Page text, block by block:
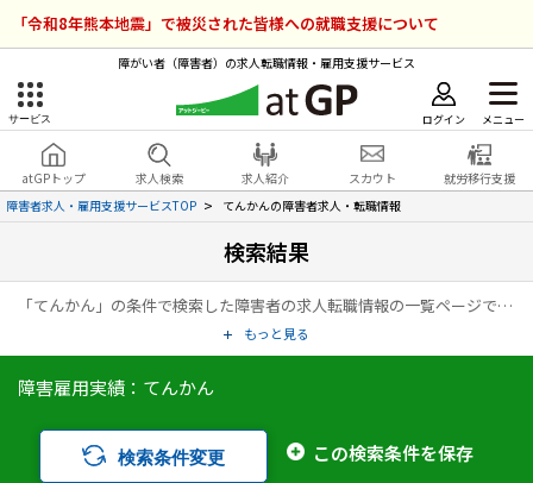
「令和8年熊本地震」で被災された皆様への就職支援について
障がい者（障害者）の求人転職情報・雇用支援サービス
サービス ログイン メニュー
atGPトップ 求人検索 求人紹介 スカウト
就労移行支援
障害者求人・雇用支援サービスTOP
てんかんの障害者求人・転職情報
検索結果
「てんかん」の条件で検索した障害者の求人転職情報の一覧ページです。アットジーピー（atGP）は、障害者の求人情報・障害者専門の転職支援サービス（エージェント）・就労移行支援事業所など、雇用に関する様々なサービスを展開している障害者の「働く」をトータルでサポートするサービスです。
もっと見る
障害雇用実績：てんかん
検索条件変更 この検索条件を保存
障害者雇用のアットジーピー
サービスラインナップ
障害者専門の就転職支援サービス
障害者アスリート専門の就転職支援サービス
ログイン 会員登録 無料
求人を検索する
求人を紹介してもらう